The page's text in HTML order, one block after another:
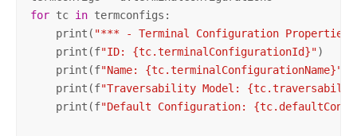
for tc in termconfigs:
    print(
"*** - Terminal Configuration
    print(f
"ID: {tc.terminalConfigurationId}")
    print(f
"Name: {tc.terminalConfigurationName}"
    print(f
"Traversability Model:
    print(f
"Default Configuration: